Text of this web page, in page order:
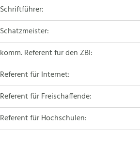
Schriftführer:
Schatzmeister:
komm. Referent für den ZBI:
Referent für Internet:
Referent für Freischaffende:
Referent für Hochschulen: